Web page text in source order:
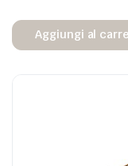
Aggiungi al